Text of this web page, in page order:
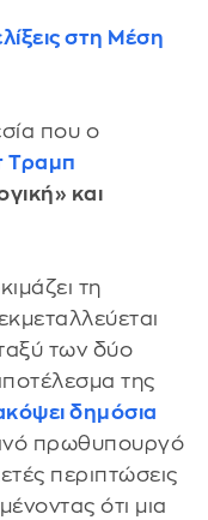
στη Μέση
που ο
Τραμπ
και
τη
των δύο
της
δημόσια
πρωθυπουργό
περιπτώσεις
ότι μια